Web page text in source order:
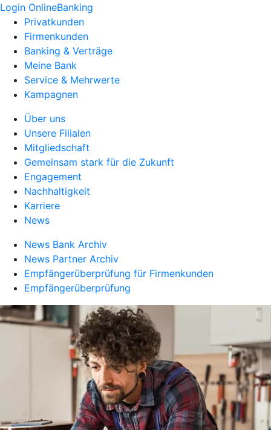
Login OnlineBanking
Privatkunden
Firmenkunden
Banking & Verträge
Meine Bank
Service & Mehrwerte
Kampagnen
Über uns
Unsere Filialen
Mitgliedschaft
Gemeinsam stark für die Zukunft
Engagement
Nachhaltigkeit
Karriere
News
News Bank Archiv
News Partner Archiv
Empfängerüberprüfung für Firmenkunden
Empfängerüberprüfung